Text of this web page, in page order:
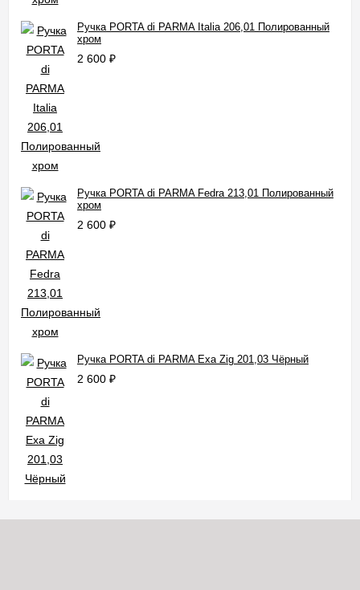
Ручка PORTA di PARMA Italia 206,01 Полированный
хром
2 600 ₽
Ручка PORTA di PARMA Fedra 213,01 Полированный
хром
2 600 ₽
Ручка PORTA di PARMA Exa Zig 201,03 Чёрный
2 600 ₽